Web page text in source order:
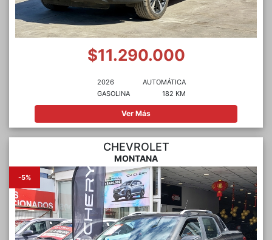
$11.290.000
2026
GASOLINA
AUTOMÁTICA
182 KM
Ver Más
CHEVROLET
MONTANA
-5%